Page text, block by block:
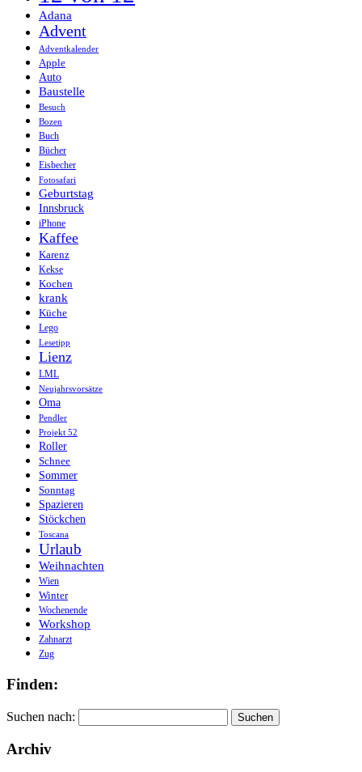
Adana
Advent
Adventkalender
Apple
Auto
Baustelle
Besuch
Bozen
Buch
Bücher
Eisbecher
Fotosafari
Geburtstag
Innsbruck
iPhone
Kaffee
Karenz
Kekse
Kochen
krank
Küche
Lego
Lesetipp
Lienz
LML
Neujahrsvorsätze
Oma
Pendler
Projekt 52
Roller
Schnee
Sommer
Sonntag
Spazieren
Stöckchen
Toscana
Urlaub
Weihnachten
Wien
Winter
Wochenende
Workshop
Zahnarzt
Zug
Finden:
Suchen nach:
Archiv